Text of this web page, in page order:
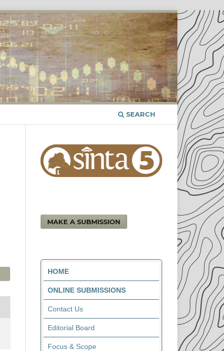
SEARCH
MAKE A SUBMISSION
HOME
ONLINE SUBMISSIONS
Contact Us
Editorial Board
Focus & Scope